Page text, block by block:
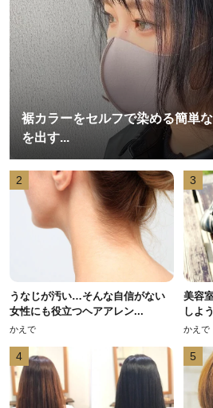
裾カラーをセルフで染める簡単
を出す...
2
うなじが汚い…そんな自信がない
女性にも役立つヘアアレン...
かえで
3
美容
しよ
かえで
4 5